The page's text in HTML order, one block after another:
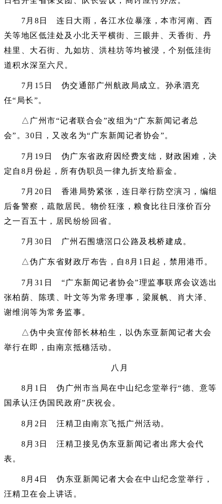
7月8日 连日大雨，各江水位暴涨，本市河南、西
关等地区低洼处及小北天平横街、三眼井、天香街、丹
桂里、大石街、九如坊、洪桂坊等均被浸，个别低洼街
道积水深至六尺。
7月15日 伪交通部广州航政局成立。孙承泗充
任“局长”。
△广州市“记者联合会”改组为“广东新闻记者总
会”。30日，又改名为“广东新闻记者协会”。
7月19日 伪广东省政府因经费支绌，财政困难，决
定自8月份起，所有伪职员一律九折支给薪金。
7月20日 香港局势紧张，连日举行防空演习，编组
后备警察，疏散居民。物价狂涨，粮食比往日涨价百分
之一百五十，居民纷纷回省。
7月30日 广州石围塘滘口公路及栈桥建成。
△伪广东省财政厅布告，自8月1日起，禁用港币。
7月31日 “广东新闻记者协会”理监事联席会议选出
张柏荫、陈璞、叶文等为常务理事，梁展帆、肖大泽、
谢维润等为常务监事。
△伪中央宣传部长林柏生，以伪东亚新闻记者大会
举行在即，由南京抵穗活动。
八月
8月1日 伪广州市当局在中山纪念堂举行“德、意等
国承认汪伪国民政府”庆祝会。
8月2日 汪精卫由南京飞抵广州活动。
8月3日 汪精卫接见伪东亚新闻记者出席大会代
表。
8月4日 伪东亚新闻记者大会在中山纪念堂举行，
汪精卫在会上讲话。